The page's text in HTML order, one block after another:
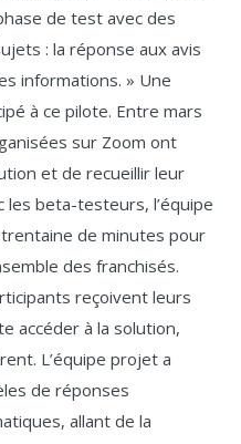
de test avec des
: la réponse aux avis
informations. » Une
à ce pilote. Entre mars
sur Zoom ont
et de recueillir leur
les beta-testeurs, l’équipe
de minutes pour
des franchisés.
reçoivent leurs
accéder à la solution,
L’équipe projet a
de réponses
allant de la